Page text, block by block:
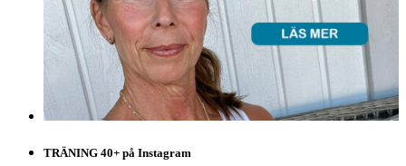
TRÄNING 40+ på Instagram